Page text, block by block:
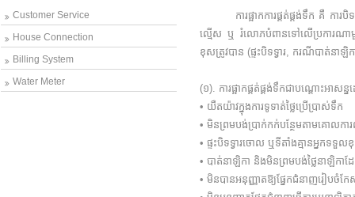
Customer Service
House Connection
Billing System
Water Meter
ការផ្អាកការផ្គត់ផ្គង់ទឹក គឺ ការបិទ
ល្មើស ឬ រំលោភបំពានទៅលើប្រការណា
ខុសត្រូវបាន (ផ្ទះបិទទ្វារ, ករណីបាត់
(១). ការផ្អាកផ្គត់ផ្គង់ទឹកជាបណ្តោះអា
• យឺតយ៉ាវក្នុងការទូទាត់ថ្លៃប្រើប្រាស់ទឹក
• មិនព្រមបង់ប្រាក់កក់បន្ថែមតាមគោ
• ផ្ទះបិទទ្វារចោល ឬទីតាំងគ្មានអ្នកទទួល
• បាត់នាឡិកា និងមិនព្រមបង់ថ្លៃនាឡិកាដ
• មិនបានអនុញ្ញាតឱ្យផ្នែកជំនាញរៀបចំ